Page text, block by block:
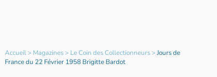
Accueil> Magazines> Le Coin des Collectionneurs>Jours de
France du 22 Février 1958 Brigitte Bardot